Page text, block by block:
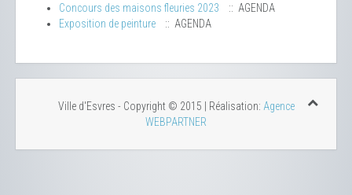
Concours des maisons fleuries 2023
:: AGENDA
Exposition de peinture
:: AGENDA
Ville d'Esvres - Copyright © 2015 | Réalisation: Agence
WEBPARTNER